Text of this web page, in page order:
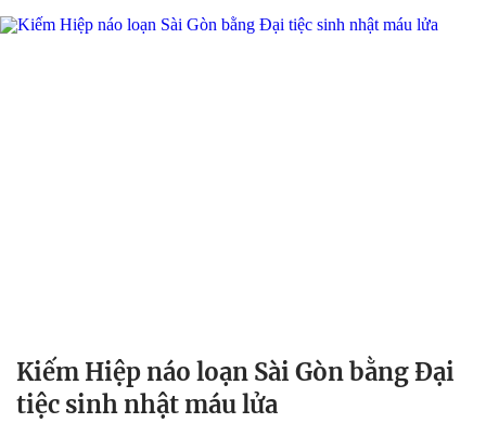
Kiếm Hiệp náo loạn Sài Gòn bằng Đại
tiệc sinh nhật máu lửa